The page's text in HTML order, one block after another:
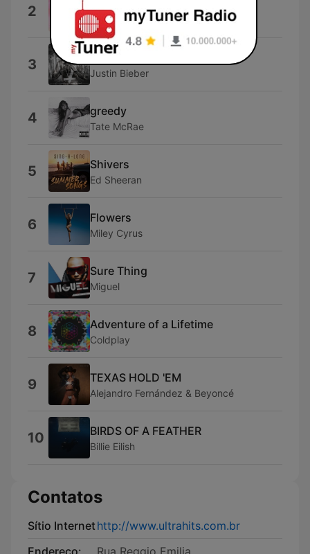
2 Taylor Swift
3 Sorry
Justin Bieber
4 greedy
Tate McRae
5 Shivers
Ed Sheeran
6 Flowers
Miley Cyrus
7 Sure Thing
Miguel
8 Adventure of a Lifetime
Coldplay
9 TEXAS HOLD 'EM
Alejandro Fernández & Beyoncé
10 BIRDS OF A FEATHER
Billie Eilish
Contatos
Sítio Internethttp://www.ultrahits.com.br
Endereço:
Rua Reggio Emilia